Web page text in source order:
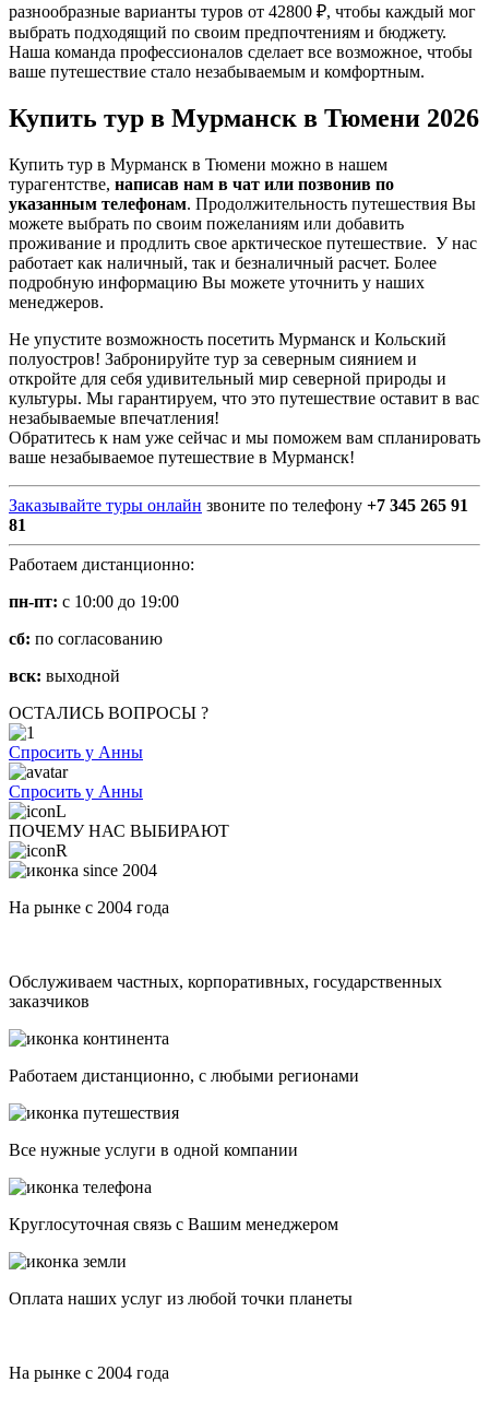
разнообразные варианты туров от 42800 ₽, чтобы каждый мог
выбрать подходящий по своим предпочтениям и бюджету.
Наша команда профессионалов сделает все возможное, чтобы
ваше путешествие стало незабываемым и комфортным.
Купить тур в Мурманск в Тюмени 2026
Купить тур в Мурманск в Тюмени можно в нашем
турагентстве, написав нам в чат или позвонив по
указанным телефонам. Продолжительность путешествия Вы
можете выбрать по своим пожеланиям или добавить
проживание и продлить свое арктическое путешествие. У нас
работает как наличный, так и безналичный расчет. Более
подробную информацию Вы можете уточнить у наших
менеджеров.
Не упустите возможность посетить Мурманск и Кольский
полуостров! Забронируйте тур за северным сиянием и
откройте для себя удивительный мир северной природы и
культуры. Мы гарантируем, что это путешествие оставит в вас
незабываемые впечатления!
Обратитесь к нам уже сейчас и мы поможем вам спланировать
ваше незабываемое путешествие в Мурманск!
Заказывайте туры онлайн звоните по телефону +7 345 265 91
81
Работаем дистанционно:
пн-пт: с 10:00 до 19:00
сб: по согласованию
вск: выходной
ОСТАЛИСЬ ВОПРОСЫ ?
Спросить у Анны
Спросить у Анны
ПОЧЕМУ НАС ВЫБИРАЮТ
На рынке с 2004 года
Обслуживаем частных, корпоративных, государственных
заказчиков
Работаем дистанционно, с любыми регионами
Все нужные услуги в одной компании
Круглосуточная связь с Вашим менеджером
Оплата наших услуг из любой точки планеты
На рынке с 2004 года